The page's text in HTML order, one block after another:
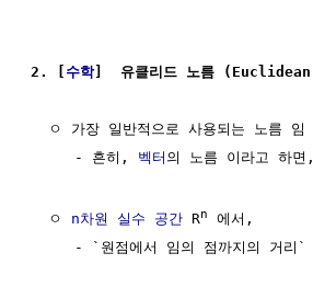
2. [ 수학]  유클리드 노름
  ㅇ 가장 일반적으로 사용되는 노름 임
     - 흔히,
벡터 의 노름 이라고 하면
  ㅇ
n차원 실수 공간 Rn
에서,
- `원점에서 임의 점까지의 거리`